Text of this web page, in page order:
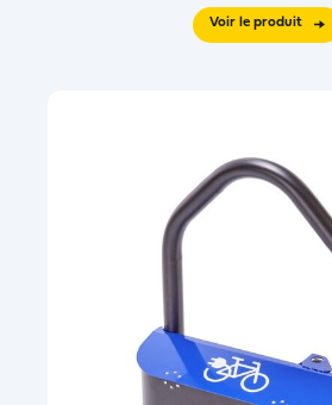
Voir le produit